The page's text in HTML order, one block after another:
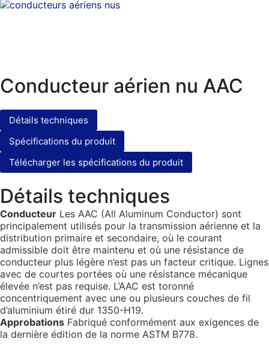
Conducteur aérien nu AAC
Détails techniques
Spécifications du produit
Télécharger les spécifications du produit
Détails techniques
Conducteur Les AAC (All Aluminum Conductor) sont
principalement utilisés pour la transmission aérienne et la
distribution primaire et secondaire, où le courant
admissible doit être maintenu et où une résistance de
conducteur plus légère n’est pas un facteur critique. Lignes
avec de courtes portées où une résistance mécanique
élevée n’est pas requise. L’AAC est toronné
concentriquement avec une ou plusieurs couches de fil
d’aluminium étiré dur 1350-H19.
Approbations Fabriqué conformément aux exigences de
la dernière édition de la norme ASTM B778.